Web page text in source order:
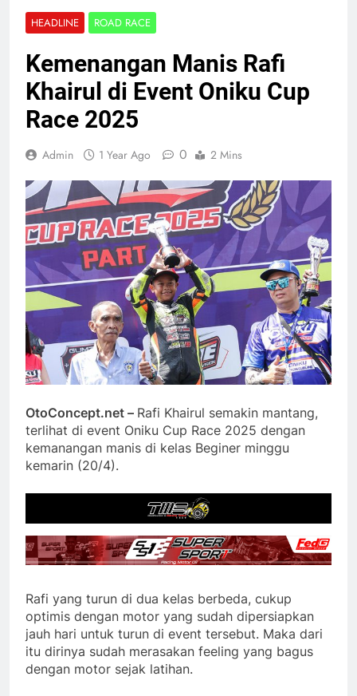
HEADLINE ROAD RACE
Kemenangan Manis Rafi
Khairul di Event Oniku Cup
Race 2025
Admin 1 Year Ago 0 2 Mins
OtoConcept.net – Rafi Khairul semakin mantang,
terlihat di event Oniku Cup Race 2025 dengan
kemanangan manis di kelas Beginer minggu
kemarin (20/4).
Rafi yang turun di dua kelas berbeda, cukup
optimis dengan motor yang sudah dipersiapkan
jauh hari untuk turun di event tersebut. Maka dari
itu dirinya sudah merasakan feeling yang bagus
dengan motor sejak latihan.